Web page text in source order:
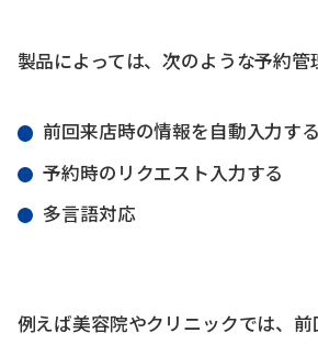
製品によっては、次のような予約管
前回来店時の情報を自動入力する
予約時のリクエスト入力する
多言語対応
例えば美容院やクリニックでは、